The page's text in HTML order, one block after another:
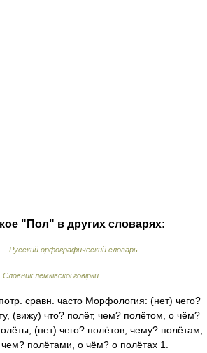
"Пол" в других словарях:
Русский орфографический словарь
Словник лемківскої говірки
сравн. часто Морфология: (нет) чего?
(вижу) что? полёт, чем? полётом, о чём?
(нет) чего? полётов, чему? полётам,
полётами, о чём? о полётах 1.